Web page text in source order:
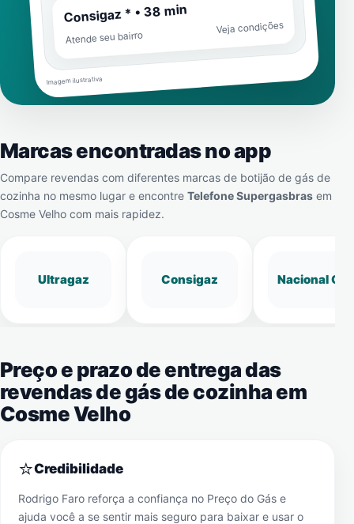
Consigaz * • 38 min
Atende seu bairro
Veja condições
Imagem ilustrativa
Marcas encontradas no app
Compare revendas com diferentes marcas de botijão de gás de
cozinha no mesmo lugar e encontre Telefone Supergasbras em
Cosme Velho com mais rapidez.
Ultragaz Consigaz Nacional Gás
Preço e prazo de entrega das
revendas de gás de cozinha em
Cosme Velho
⭐Credibilidade
Rodrigo Faro reforça a confiança no Preço do Gás e
ajuda você a se sentir mais seguro para baixar e usar o